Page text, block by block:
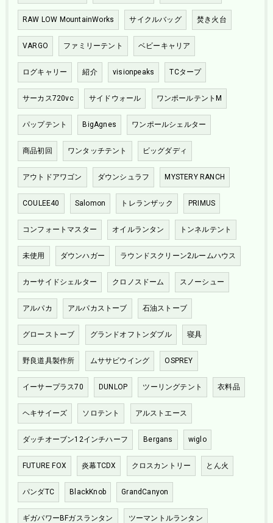
RAW LOW MountainWorks サイクルバッグ 焚き火台
VARGO ファミリーテント ベビーキャリア
ログキャリー 紹介 visionpeaks TCタープ
サーカス720vc サイドウォール ワンポールテントM
パップテント BigAgnes ワンポールシェルター
商品初回 ワンタッチテント ビッグダディ
アウトドアワゴン ダウンシュラフ MYSTERY RANCH
COULEE40 Salomon トレランザック PRIMUS
コンフォートマスター オイルランタン トンネルテント
未使用 ダウンハガー ラウンドスクリーン2ルームハウス
カーサイドシェルター クロノスドーム スノーシュー
アルパカ アルパカストーブ 石油ストーブ
グローストーブ グランドオフトンダブル 寝具
野良道具製作所 ムササビウイング OSPREY
イーサープラス70 DUNLOP ツーリングテント 衣料品
ヘキサイーズ ソロテント アルストエース
ダッチオーブン12インチハーフ Bergans wiglo
FUTURE FOX 炎幕TCDX クロスカントリー とん火
パンダTC BlackKnob GrandCanyon
ギガパワーBFガスランタン ツーマントルランタン